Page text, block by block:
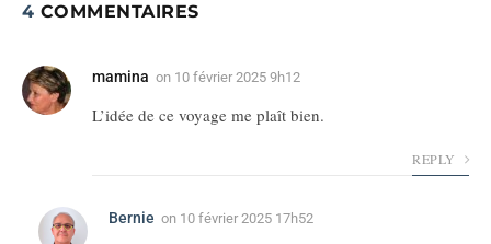
4 COMMENTAIRES
mamina on 10 février 2025 9h12
L’idée de ce voyage me plaît bien.
REPLY
Bernie on 10 février 2025 17h52